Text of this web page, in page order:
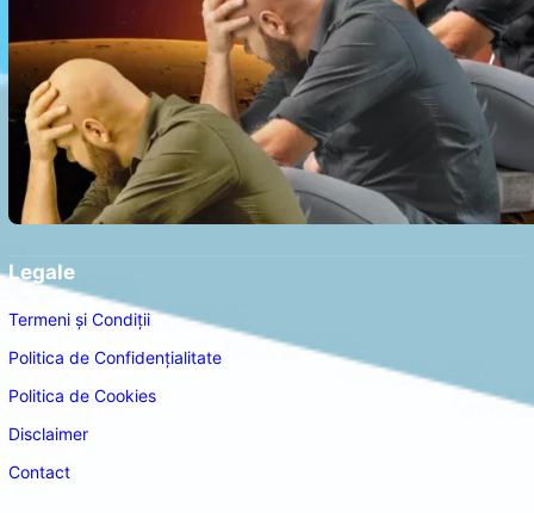
Legale
Termeni și Condiții
Politica de Confidențialitate
Politica de Cookies
Disclaimer
Contact